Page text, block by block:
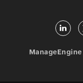
ManageEngine